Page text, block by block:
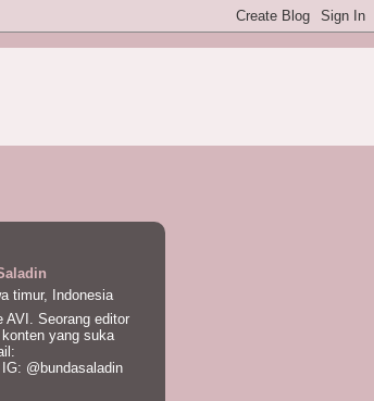
timur, Indonesia
AVI. Seorang editor
yang suka
@bundasaladin